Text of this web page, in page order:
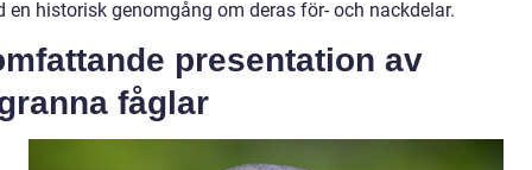
en historisk genomgång om deras för- och nackdelar.
presentation av
fåglar